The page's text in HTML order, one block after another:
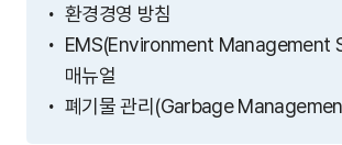
환경경영 방침
EMS(Environment Management
매뉴얼
폐기물 관리(Garbage